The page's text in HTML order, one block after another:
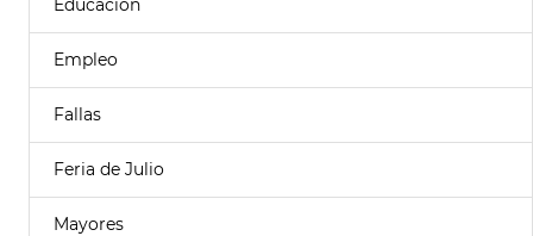
Empleo
Fallas
Feria de Julio
Mayores